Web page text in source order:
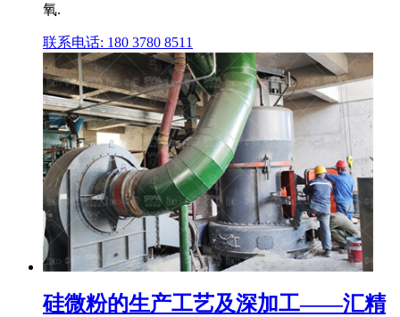
氧.
联系电话: 180 3780 8511
硅微粉的生产工艺及深加工——汇精